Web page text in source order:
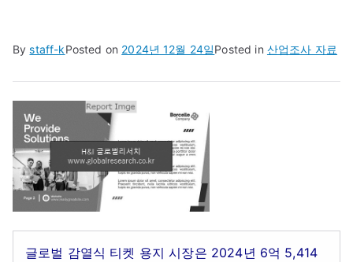
Bystaff-kPosted on 2024년 12월 24일Posted in 산업조사 자료
글로벌 감열식 티켓 용지 시장은 2024년 6억 5,414